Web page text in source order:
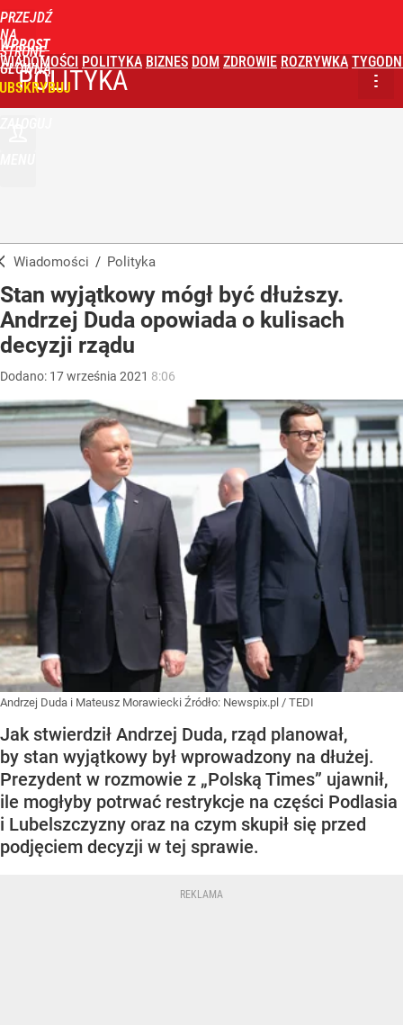
PRZEJDŹ
NA
STRONĘ
GŁÓWNĄ
WPROST
WIADOMOŚCI POLITYKA BIZNES DOM ZDROWIE ROZRYWKA
POLITYKA
Wiadomości / Polityka
Stan wyjątkowy mógł być dłuższy.
Andrzej Duda opowiada o kulisach
decyzji rządu
Dodano: 17września 2021 8:06
Andrzej Duda i Mateusz Morawiecki Źródło: Newspix.pl / TEDI
Jak stwierdził Andrzej Duda, rząd planował,
by stan wyjątkowy był wprowadzony na dłużej.
Prezydent w rozmowie z „Polską Times” ujawnił,
ile mogłyby potrwać restrykcje na części Podlasia
i Lubelszczyzny oraz na czym skupił się przed
podjęciem decyzji w tej sprawie.